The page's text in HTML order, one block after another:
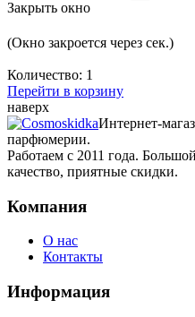
Закрыть окно
(Окно закроется через сек.)
Количество: 1
Перейти в корзину
наверх
Интернет-
парфюмерии.
Работаем с 2011 года.
качество, приятные скидки.
Компания
О нас
Контакты
Информация